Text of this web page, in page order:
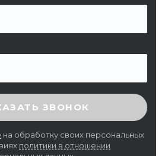
КОД
ЗВОНОК
на обработку своих персональных
политики в отношении